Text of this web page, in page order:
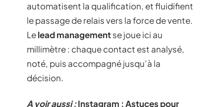
automatisent la qualification, et fluidifient
le passage de relais vers la force de vente.
Lelead managementse joue ici au
millimètre : chaque contact est analysé,
noté, puis accompagné jusqu’à la
décision.
A voir aussi :Instagram : Astuces pour